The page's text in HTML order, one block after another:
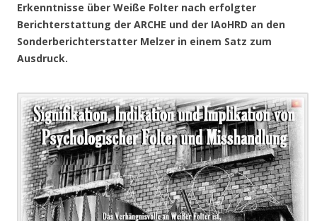
Erkenntnisse über Weiße Folter nach erfolgter
Berichterstattung der ARCHE und der IAoHRD an den
Sonderberichterstatter Melzer in einem Satz zum
Ausdruck.